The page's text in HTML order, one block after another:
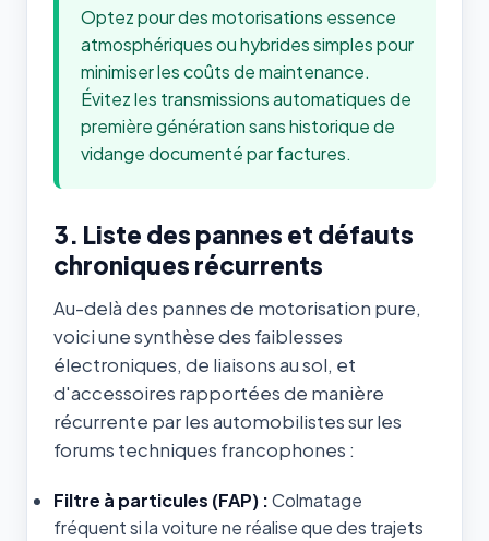
Optez pour des motorisations essence
atmosphériques ou hybrides simples pour
minimiser les coûts de maintenance.
Évitez les transmissions automatiques de
première génération sans historique de
vidange documenté par factures.
3. Liste des pannes et défauts
chroniques récurrents
Au-delà des pannes de motorisation pure,
voici une synthèse des faiblesses
électroniques, de liaisons au sol, et
d'accessoires rapportées de manière
récurrente par les automobilistes sur les
forums techniques francophones :
Filtre à particules (FAP) :Colmatage
fréquent si la voiture ne réalise que des trajets